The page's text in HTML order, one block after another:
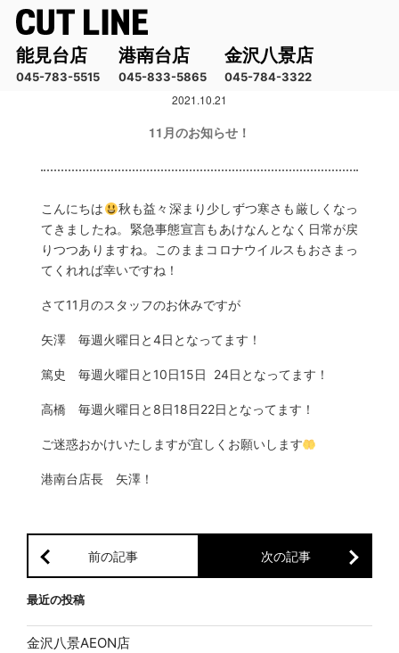
能見台店
045-783-5515
港南台店
045-833-5865
金沢八景店
045-784-3322
2021.10.21
11月のお知らせ！
こんにちは
秋も益々深まり少しずつ寒さも厳しくなっ
てきましたね。緊急事態宣言もあけなんとなく日常が戻
りつつありますね。このままコロナウイルスもおさまっ
てくれれば幸いですね！
さて11月のスタッフのお休みですが
矢澤 毎週火曜日と4日となってます！
篤史 毎週火曜日と10日15日 24日となってます！
高橋 毎週火曜日と8日18日22日となってます！
ご迷惑おかけいたしますが宜しくお願いします
港南台店長 矢澤！
前の記事 次の記事
最近の投稿
金沢八景AEON店